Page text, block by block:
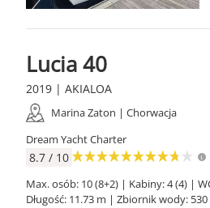
Lucia 40
2019 | AKIALOA
Marina Zaton | Chorwacja
Dream Yacht Charter
8.7 / 10
Max. osób: 10 (8+2) | Kabiny: 4 (4) |
Długość: 11.73 m | Zbiornik wody: 530